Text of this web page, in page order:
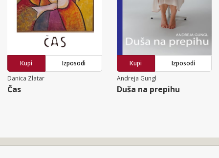
Kupi
Izposodi
Danica Zlatar
Čas
Kupi
Izposodi
Andreja Gungl
Duša na prepihu